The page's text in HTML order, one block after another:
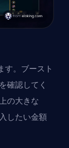
す。ブースト
確認してく
の大きな
したい金額